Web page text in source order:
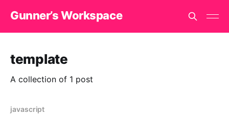
Gunner’s Workspace
template
A collection of 1 post
javascript